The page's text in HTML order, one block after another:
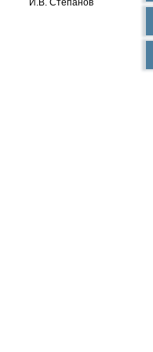
И.В. Степанов